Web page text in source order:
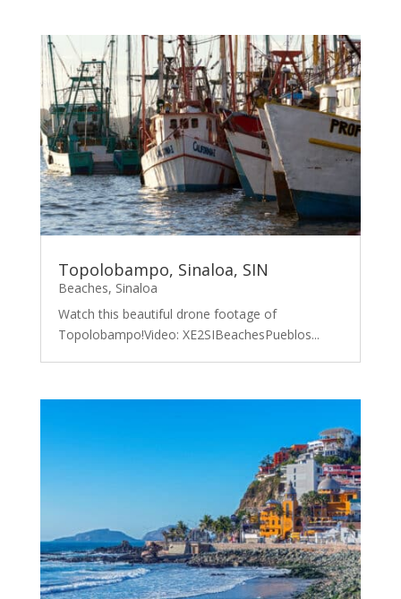
Topolobampo, Sinaloa, SIN
Beaches, Sinaloa
Watch this beautiful drone footage of
Topolobampo!Video: XE2SIBeachesPueblos...